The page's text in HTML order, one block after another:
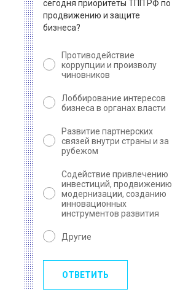
сегодня приоритеты ТПП РФ по
продвижению и защите
бизнеса?
Противодействие
коррупции и произволу
чиновников
Лоббирование интересов
бизнеса в органах власти
Развитие партнерских
связей внутри страны и за
рубежом
Содействие привлечению
инвестиций, продвижению
модернизации, созданию
инновационных
инструментов развития
Другие
ОТВЕТИТЬ